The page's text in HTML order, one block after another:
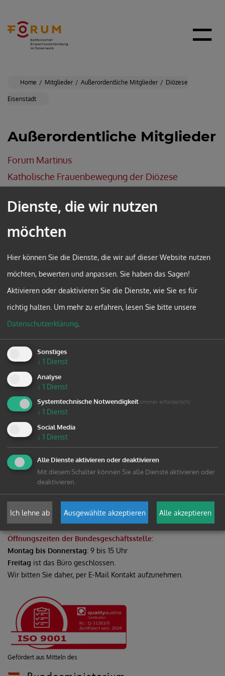
Home Mitglieder Außerordentliche Mitglieder Diözese
Eisenstadt
Außerordentliche Mitglieder
Forum Martinus
Katholische Frauenbewegung der Diözese
Bundesgeschäftsstelle
Forum Katholischer Erwachsenenbildung in Österreich
T: 01 / 317 05 10 - 0
E: office@forumkeb.at
Öffnungszeiten der Bundesgeschäftsstelle:
Montag bis Donnerstag: 9 bis 15 Uhr
Freitag ist das Büro geschlossen.
Wir bitten Sie daher, per E-Mail Kontakt aufzunehmen.
Gefördert aus Mitteln des
Dienste, die wir nutzen
möchten
Hier können Sie die Dienste, die wir auf dieser Website nutzen
möchten, bewerten und anpassen. Sie haben das Sagen!
Aktivieren oder deaktivieren Sie die Dienste, wie Sie es für
richtig halten. Um mehr zu erfahren, lesen Sie bitte unsere
Datenschutzerklärung
Sonstiges
↓ 1 Dienst
Analyse
↓ 1 Dienst
Systemtechnische Notwendigkeit (immer erforderlich)
↓ 1 Dienst
Social Media
↓ 1 Dienst
Alle Dienste aktivieren oder deaktivieren
Mit diesem Schalter können Sie alle Dienste aktivieren oder
deaktivieren.
Ich lehne ab Ausgewählte akzeptieren Alle akzeptieren